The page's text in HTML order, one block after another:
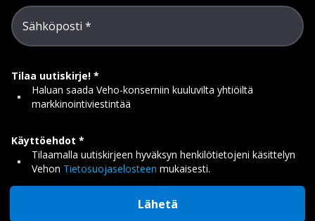
Sähköposti
Tilaa uutiskirje!
Haluan saada Veho-konserniin kuuluvilta yhtiöiltä
markkinointiviestintää
Käyttöehdot
Tilaamalla uutiskirjeen hyväksyn henkilötietojeni käsittelyn
Vehon Tietosuojaselosteen mukaisesti.
Lähetä